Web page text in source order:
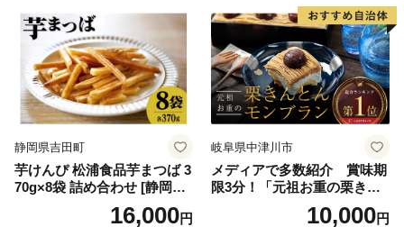
誕生日 カップ 詰め合わせ バ
ラエティ | バニラ チョコレー
ト ストロベリー ピスタチオ
バニラ＆クッキー ウベ 沖縄
紅イモ 塩ちんすこう 沖縄シ
ークヮーサー 沖縄黒糖 琉球
ロイヤルミルクティ 沖縄パ
イン
道産アイス 道産アイスクリ
ーム ギフト 詰合せ 詰め合わ
せ ふるさと納税 ）
静岡県吉田町
芋けんぴ 松浦食品芋まつば 3
70g×8袋 詰め合わせ [静岡伊
勢丹(松浦食品) 静岡県 吉田町
22424274] 芋ケンピ セット
16,000円
岐阜県中津川市
メディアで多数紹介 賞味期
限3分！「元祖お重の栗きん
とんモンブラン」 【未来の
ご褒美】スイーツ 栗 モンブ
10,000円